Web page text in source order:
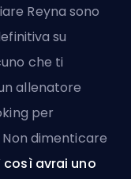
Reyna sono
su
che ti
allenatore
per
dimenticare
così avrai uno